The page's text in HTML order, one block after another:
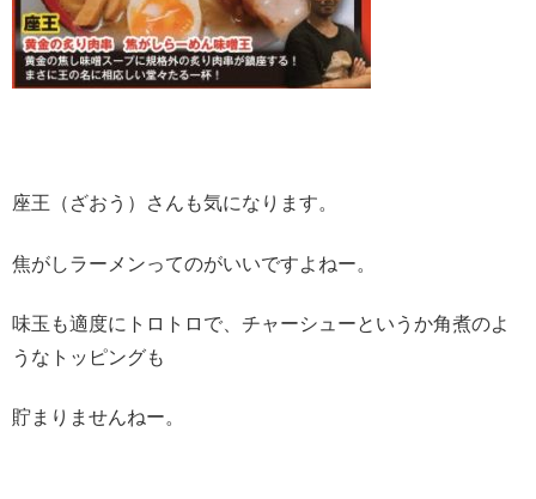
座王（ざおう）さんも気になります。
焦がしラーメンってのがいいですよねー。
味玉も適度にトロトロで、チャーシューというか角煮のよ
うなトッピングも
貯まりませんねー。